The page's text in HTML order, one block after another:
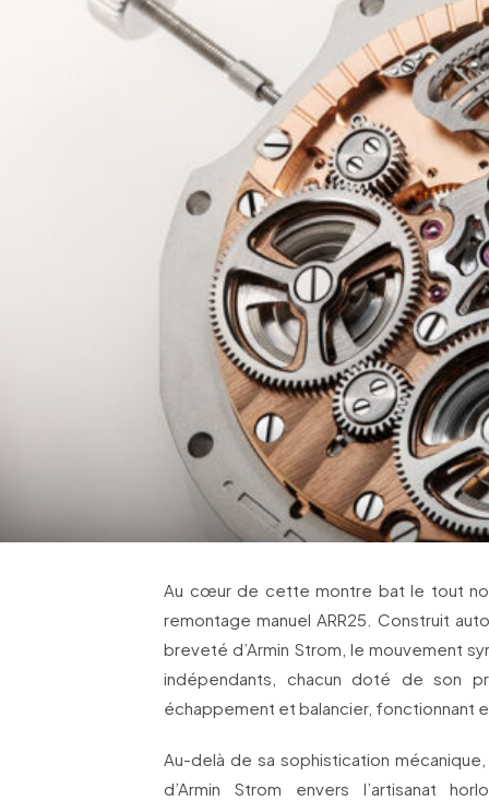
Au cœur de cette montre bat le tout
remontage manuel ARR25. Construit
breveté d’Armin Strom, le mouvement
indépendants, chacun doté de son
échappement et balancier, fonctionnant
Au-delà de sa sophistication
d’Armin Strom envers l’artisanat